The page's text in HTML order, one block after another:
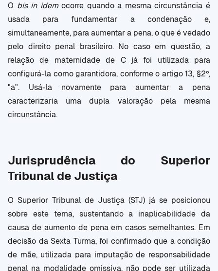
O bis in idemocorre quando a mesma circunstância é
usada para fundamentar a condenação e,
simultaneamente, para aumentar a pena, o que é vedado
pelo direito penal brasileiro. No caso em questão, a
relação de maternidade de C já foi utilizada para
configurá-la como garantidora, conforme o artigo 13, §2º,
"a". Usá-la novamente para aumentar a pena
caracterizaria uma dupla valoração pela mesma
circunstância.
Jurisprudência do Superior
Tribunal de Justiça
O Superior Tribunal de Justiça (STJ) já se posicionou
sobre este tema, sustentando a inaplicabilidade da
causa de aumento de pena em casos semelhantes. Em
decisão da Sexta Turma, foi confirmado que a condição
de mãe, utilizada para imputação de responsabilidade
penal na modalidade omissiva, não pode ser utilizada